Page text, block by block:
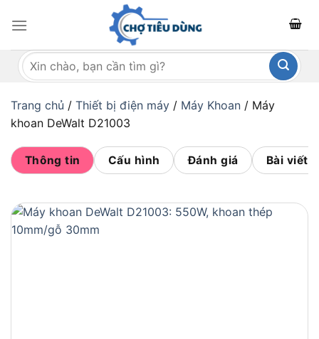
qua
dungTìm
kiếm:
Trang chủ / Thiết bị điện máy / Máy Khoan / Máy
khoan DeWalt D21003
Thông tin Cấu hình Đánh giá Bài viết